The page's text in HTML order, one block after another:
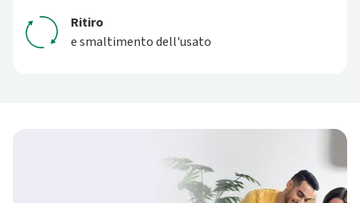
Ritiro
e smaltimento dell'usato